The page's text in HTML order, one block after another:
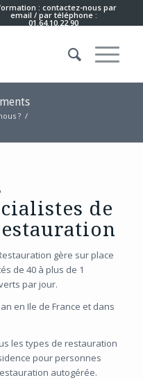
: contactez-nous par
email / par téléphone :
01.64.10.22.90
? /
de
gère sur place
de 40 à plus de 1
par jour.
en Ile de France et dans
les types de restauration
pour personnes
autogérée.